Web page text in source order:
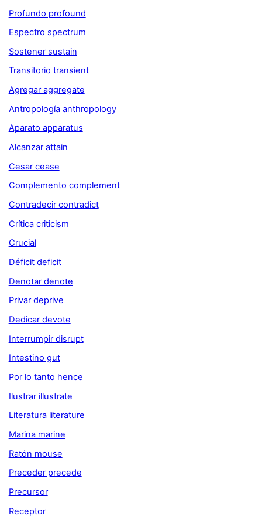
Profundo profound
Espectro spectrum
Sostener sustain
Transitorio transient
Agregar aggregate
Antropología anthropology
Aparato apparatus
Alcanzar attain
Cesar cease
Complemento complement
Contradecir contradict
Crítica criticism
Crucial
Déficit deficit
Denotar denote
Privar deprive
Dedicar devote
Interrumpir disrupt
Intestino gut
Por lo tanto hence
Ilustrar illustrate
Literatura literature
Marina marine
Ratón mouse
Preceder precede
Precursor
Receptor